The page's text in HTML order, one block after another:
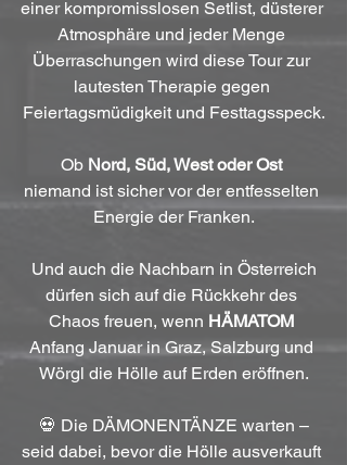
einer kompromisslosen Setlist, düsterer
Atmosphäre und jeder Menge
Überraschungen wird diese Tour zur
lautesten Therapie gegen
Feiertagsmüdigkeit und Festtagsspeck.
Ob Nord, Süd, West oder Ost
niemand ist sicher vor der entfesselten
Energie der Franken.
dürfen sich auf die Rückkehr des
Chaos freuen, wenn HÄMATOM
Anfang Januar in Graz, Salzburg und
Wörgl die Hölle auf Erden eröffnen.
💀 Die DÄMONENTÄNZE warten –
seid dabei, bevor die Hölle ausverkauft